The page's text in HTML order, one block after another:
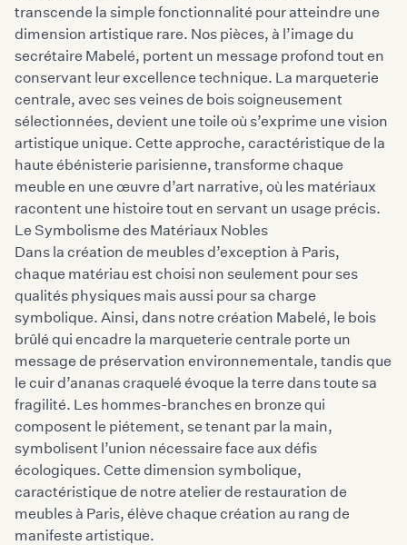
transcende la simple fonctionnalité pour atteindre une
dimension artistique rare. Nos pièces, à l’image du
secrétaire Mabelé, portent un message profond tout en
conservant leur excellence technique. La marqueterie
centrale, avec ses veines de bois soigneusement
sélectionnées, devient une toile où s’exprime une vision
artistique unique. Cette approche, caractéristique de la
haute ébénisterie parisienne, transforme chaque
meuble en une œuvre d’art narrative, où les matériaux
racontent une histoire tout en servant un usage précis.
Le Symbolisme des Matériaux Nobles
Dans la création de meubles d’exception à Paris,
chaque matériau est choisi non seulement pour ses
qualités physiques mais aussi pour sa charge
symbolique. Ainsi, dans notre création Mabelé, le bois
brûlé qui encadre la marqueterie centrale porte un
message de préservation environnementale, tandis que
le cuir d’ananas craquelé évoque la terre dans toute sa
fragilité. Les hommes-branches en bronze qui
composent le piétement, se tenant par la main,
symbolisent l’union nécessaire face aux défis
écologiques. Cette dimension symbolique,
caractéristique de notre atelier de restauration de
meubles à Paris, élève chaque création au rang de
manifeste artistique.